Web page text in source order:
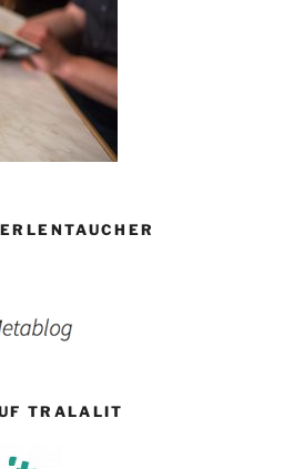
TRALALIT